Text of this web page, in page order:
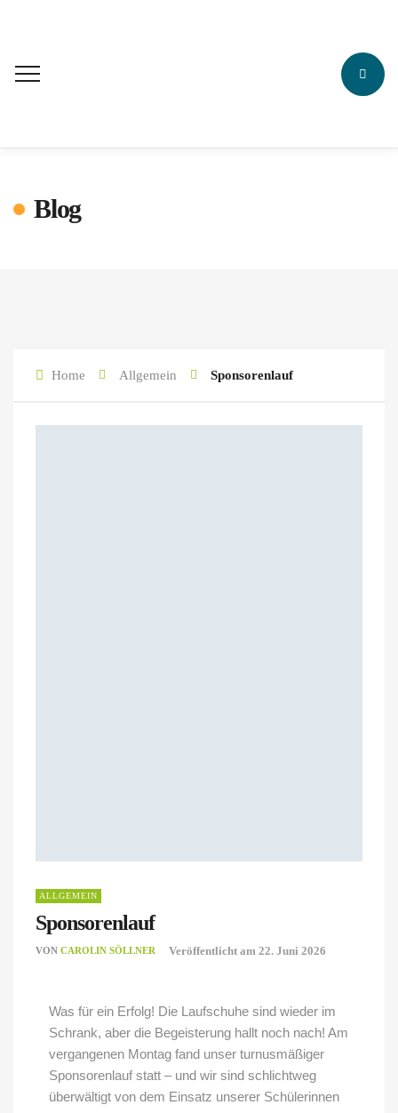
Blog
Home Allgemein Sponsorenlauf
ALLGEMEIN
Sponsorenlauf
VON CAROLIN SÖLLNER Veröffentlicht am 22. Juni 2026
Was für ein Erfolg! Die Laufschuhe sind wieder im
Schrank, aber die Begeisterung hallt noch nach! Am
vergangenen Montag fand unser turnusmäßiger
Sponsorenlauf statt – und wir sind schlichtweg
überwältigt von dem Einsatz unserer Schülerinnen